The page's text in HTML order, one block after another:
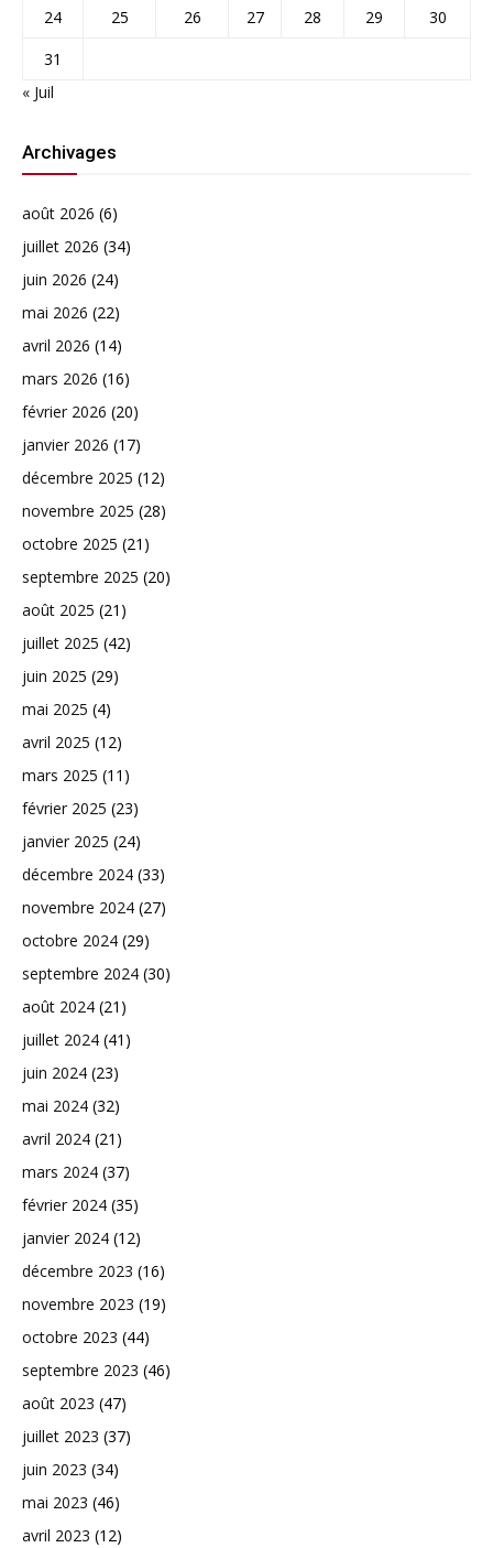
24
25 26 27 28 29
30
31
« Juil
Archivages
août 2026 (6)
juillet 2026 (34)
juin 2026 (24)
mai 2026 (22)
avril 2026 (14)
mars 2026 (16)
février 2026 (20)
janvier 2026 (17)
décembre 2025 (12)
novembre 2025 (28)
octobre 2025 (21)
septembre 2025 (20)
août 2025 (21)
juillet 2025 (42)
juin 2025 (29)
mai 2025 (4)
avril 2025 (12)
mars 2025 (11)
février 2025 (23)
janvier 2025 (24)
décembre 2024 (33)
novembre 2024 (27)
octobre 2024 (29)
septembre 2024 (30)
août 2024 (21)
juillet 2024 (41)
juin 2024 (23)
mai 2024 (32)
avril 2024 (21)
mars 2024 (37)
février 2024 (35)
janvier 2024 (12)
décembre 2023 (16)
novembre 2023 (19)
octobre 2023 (44)
septembre 2023 (46)
août 2023 (47)
juillet 2023 (37)
juin 2023 (34)
mai 2023 (46)
avril 2023 (12)